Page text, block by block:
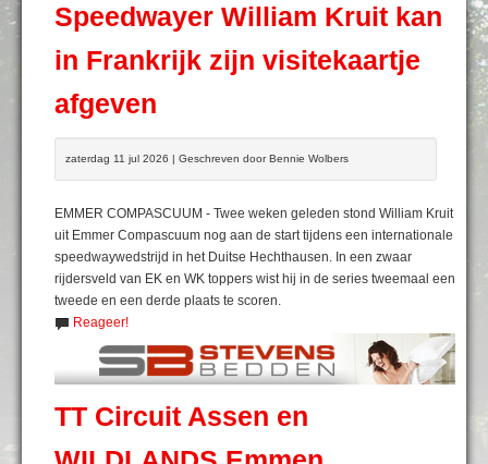
Speedwayer William Kruit kan
in Frankrijk zijn visitekaartje
afgeven
zaterdag 11 jul 2026 | Geschreven door Bennie Wolbers
EMMER COMPASCUUM - Twee weken geleden stond William Kruit
uit Emmer Compascuum nog aan de start tijdens een internationale
speedwaywedstrijd in het Duitse Hechthausen. In een zwaar
rijdersveld van EK en WK toppers wist hij in de series tweemaal een
tweede en een derde plaats te scoren.
Reageer!
TT Circuit Assen en